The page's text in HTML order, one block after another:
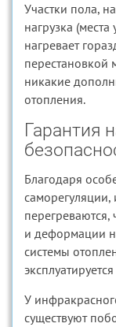
Участки пола,
нагрузка
нагревает
перестановкой
никакие
отопления.
Гарантия
Благодаря
перегреваются,
и деформации
системы
У
существуют